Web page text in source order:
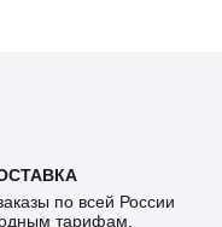
по всей России
тарифам.